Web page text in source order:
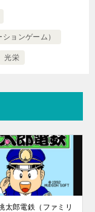
ョンゲーム）
光栄
太郎電鉄（ファミリ